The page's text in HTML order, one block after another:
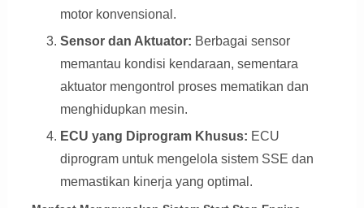
motor konvensional.
Sensor dan Aktuator: Berbagai sensor
memantau kondisi kendaraan, sementara
aktuator mengontrol proses mematikan dan
menghidupkan mesin.
ECU yang Diprogram Khusus: ECU
diprogram untuk mengelola sistem SSE dan
memastikan kinerja yang optimal.